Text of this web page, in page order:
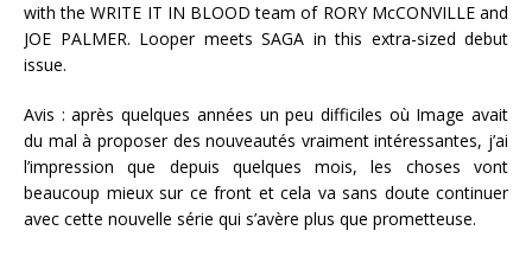
with the WRITE IT IN BLOOD team of RORY McCONVILLE and
JOE PALMER. Looper meets SAGA in this extra-sized debut
issue.
Avis : après quelques années un peu difficiles où Image avait
du mal à proposer des nouveautés vraiment intéressantes, j’ai
l’impression que depuis quelques mois, les choses vont
beaucoup mieux sur ce front et cela va sans doute continuer
avec cette nouvelle série qui s’avère plus que prometteuse.